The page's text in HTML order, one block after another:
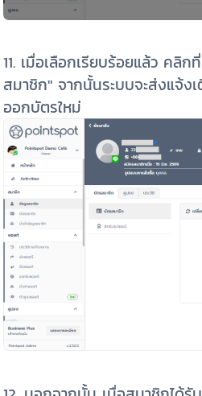
11. เมื่อเลือกเรียบร้อยแล้ว คลิ
สมาชิก" จากนั้นระบบจะส่งแจ้ง
ออกบัตรใหม่